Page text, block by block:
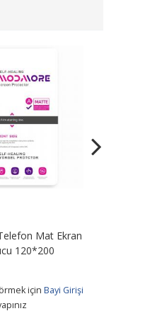
Mat Ekran
120*200
için Bayi Girişi